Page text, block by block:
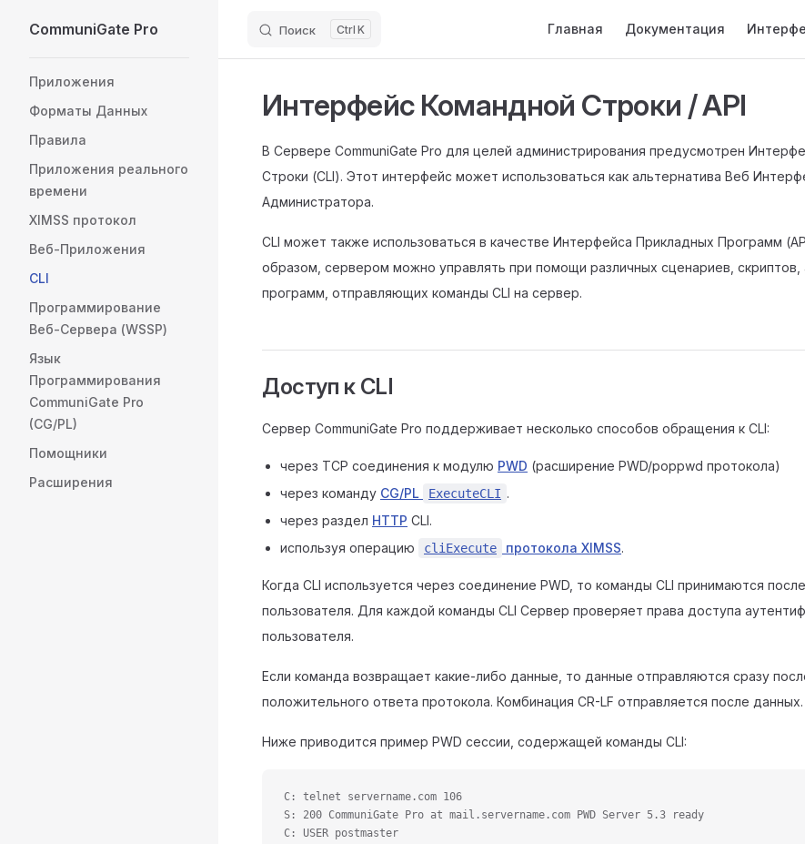
Skip to content
CommuniGate Pro Поиск K
Главная
Документация
Приложения
Форматы Данных
Правила
Приложения реального
времени
XIMSS протокол
Веб-Приложения
CLI
Программирование
Веб-Сервера (WSSP)
Язык
Программирования
CommuniGate Pro
(CG/PL)
Помощники
Расширения
Интерфейс Командной Строки / API
В Сервере CommuniGate Pro для целей администрирования предусмотрен
Строки (CLI). Этот интерфейс может использоваться как альтернатива Веб
Администратора.
CLI может также использоваться в качестве Интерфейса Прикладных Программ
образом, сервером можно управлять при помощи различных сценариев, скриптов,
программ, отправляющих команды CLI на сервер.
Доступ к CLI
Сервер CommuniGate Pro поддерживает несколько способов обращения к CLI:
через TCP соединения к модулю PWD (расширение PWD/poppwd протокола)
через команду CG/PL ExecuteCLI .
через раздел HTTP CLI.
используя операцию
cliExecute протокола XIMSS.
Когда CLI используется через соединение PWD, то команды CLI принимаются
пользователя. Для каждой команды CLI Сервер проверяет права доступа
пользователя.
Если команда возвращает какие-либо данные, то данные отправляются сразу
положительного ответа протокола. Комбинация CR-LF отправляется после данных.
Ниже приводится пример PWD сессии, содержащей команды CLI:
C: telnet servername.com 106
S: 200 CommuniGate Pro at mail.servername.com PWD Server 5.3 ready
C: USER postmaster